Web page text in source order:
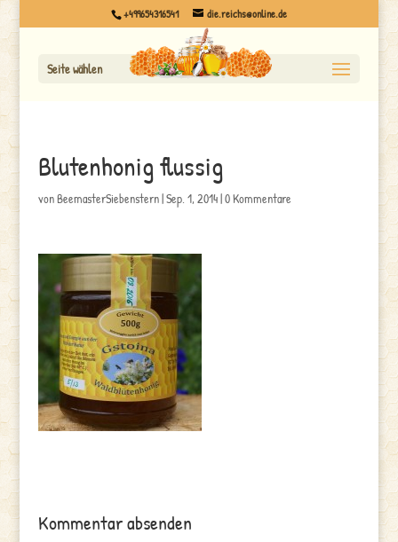
+499654316541 die.reichs@online.de
Seite wählen
Blutenhonig flussig
vonBeemasterSiebenstern|Sep. 1, 2014|0 Kommentare
Kommentar absenden